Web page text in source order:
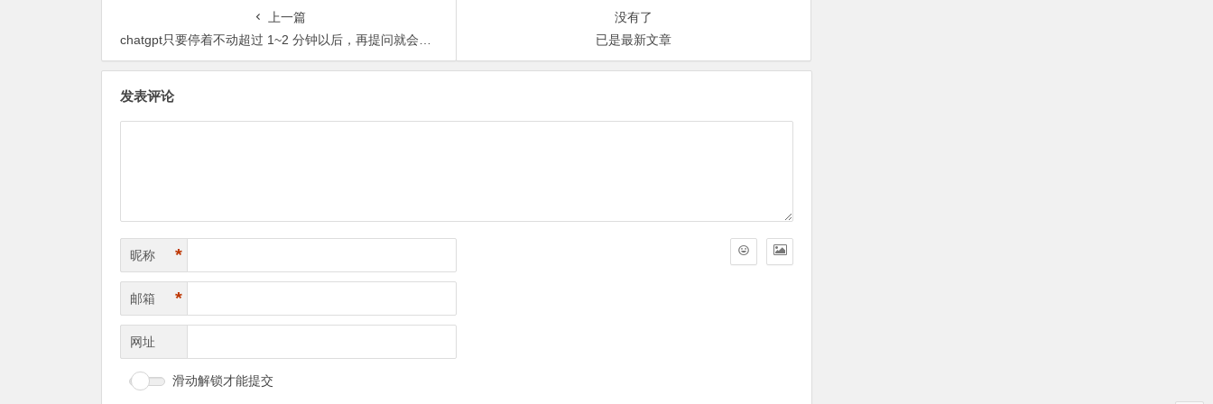
上一篇
chatgpt只要停着不动超过 1~2 分钟以后，再提问就会提示An error occurred
没有了
已是最新文章
发表评论
昵称 *
邮箱 *
网址
滑动解锁才能提交